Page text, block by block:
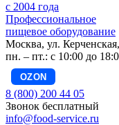
с 2004 года
Профессиональное
пищевое оборудование
Москва, ул.
пн. – пт.: с 10:00 до
OZON
8 (800) 200 44 05
Звонок бесплатный
info@food-service.ru